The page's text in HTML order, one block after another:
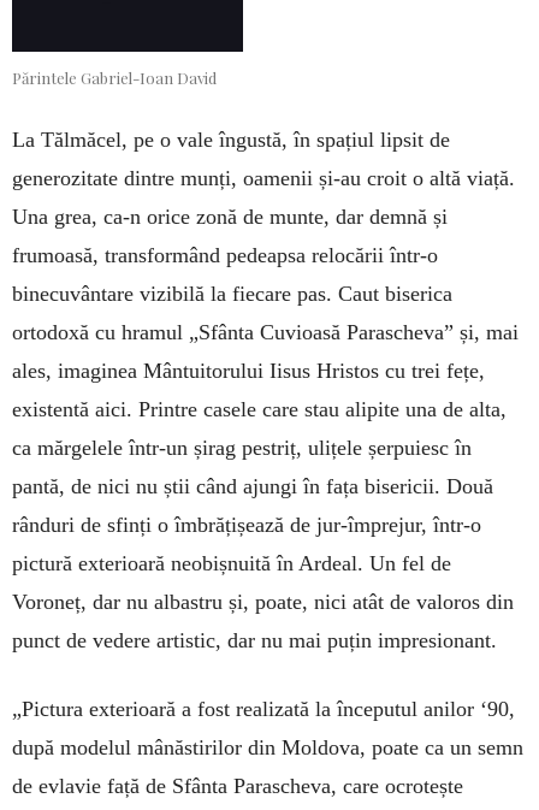
Părintele Gabriel-Ioan David
La Tălmăcel, pe o vale îngustă, în spațiul lipsit de
generozitate dintre munți, oamenii și-au croit o altă viață.
Una grea, ca-n orice zonă de munte, dar demnă și
frumoasă, transformând pedeapsa relocării într-o
binecuvântare vizibilă la fiecare pas. Caut biserica
ortodoxă cu hramul „Sfânta Cuvioasă Parascheva” și, mai
ales, imaginea Mântuitorului Iisus Hristos cu trei fețe,
existentă aici. Printre casele care stau alipite una de alta,
ca mărgelele într-un șirag pestriț, ulițele șerpuiesc în
pantă, de nici nu știi când ajungi în fața bisericii. Două
rânduri de sfinți o îmbrățișează de jur-împrejur, într-o
pictură exterioară neobișnuită în Ardeal. Un fel de
Voroneț, dar nu albastru și, poate, nici atât de valoros din
punct de vedere artistic, dar nu mai puțin impresionant.
„Pictura exterioară a fost realizată la începutul anilor ‘90,
după modelul mânăstirilor din Moldova, poate ca un semn
de evlavie față de Sfânta Parascheva, care ocrotește